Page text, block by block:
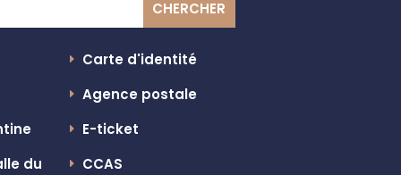
du
Carte d'identité
Agence postale
E-ticket
CCAS